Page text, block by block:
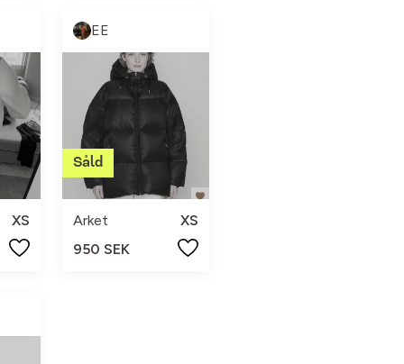
XS
EE
Arket
XS
950 SEK